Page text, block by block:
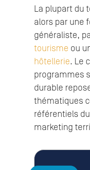
La plupart du
alors par une
généraliste,
tourisme ou
hôtellerie. Le
programmes
durable
thématiques
référentiels
marketing